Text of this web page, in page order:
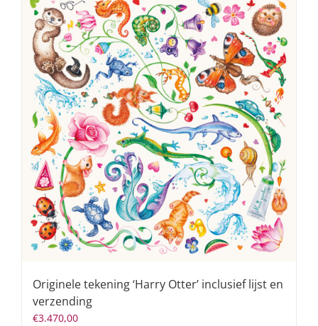
Originele tekening ‘Harry Otter’ inclusief lijst en
verzending
€3.470,00